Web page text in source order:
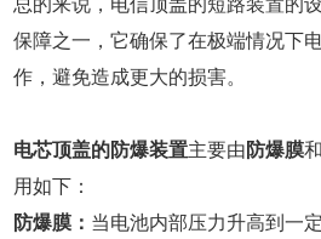
保障之一，它确保了在极端情况下
作，避免造成更大的损害。
电芯顶盖的防爆装置主要由防爆膜
用如下：
防爆膜： 当电池内部压力升高到一